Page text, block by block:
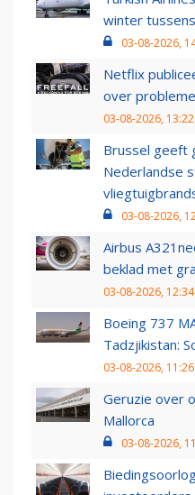
winter
03-08-2026,
Netflix
over
03-08-2026, 13:22
Brussel geeft
Nederlandse
03-08-2026,
Airbus
beklad met
03-08-2026, 12:34
Boeing 737
Tadzjikistan:
03-08-2026, 11:26
Geruzie over
Mallorca
03-08-2026,